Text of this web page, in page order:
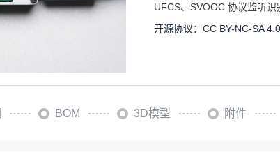
UFCS、SVOOC 协议监听识
开源协议： CC BY-NC-SA 4.0
BOM 3D模型 附件